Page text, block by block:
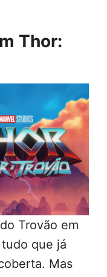
Thor:
Trovão em
que já
Mas